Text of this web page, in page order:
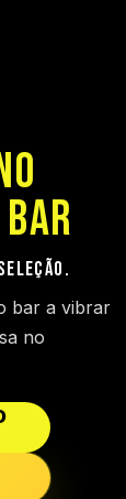
bar a vibrar
no